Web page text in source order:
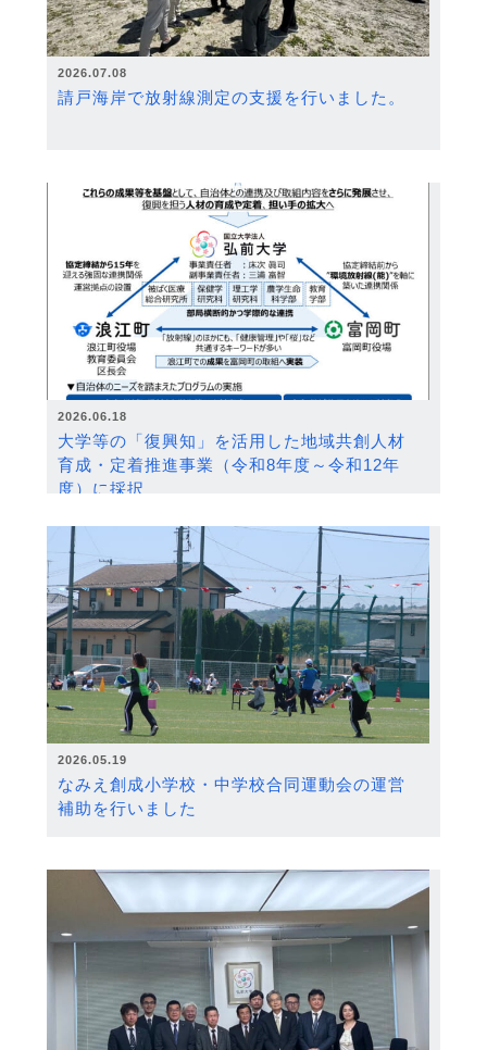
2026.07.08
請戸海岸で放射線測定の支援を行いました。
2026.06.18
大学等の「復興知」を活用した地域共創人材
育成・定着推進事業（令和8年度～令和12年
度）に採択
2026.05.19
なみえ創成小学校・中学校合同運動会の運営
補助を行いました